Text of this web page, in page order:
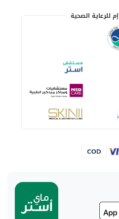
للرعاية الصحية